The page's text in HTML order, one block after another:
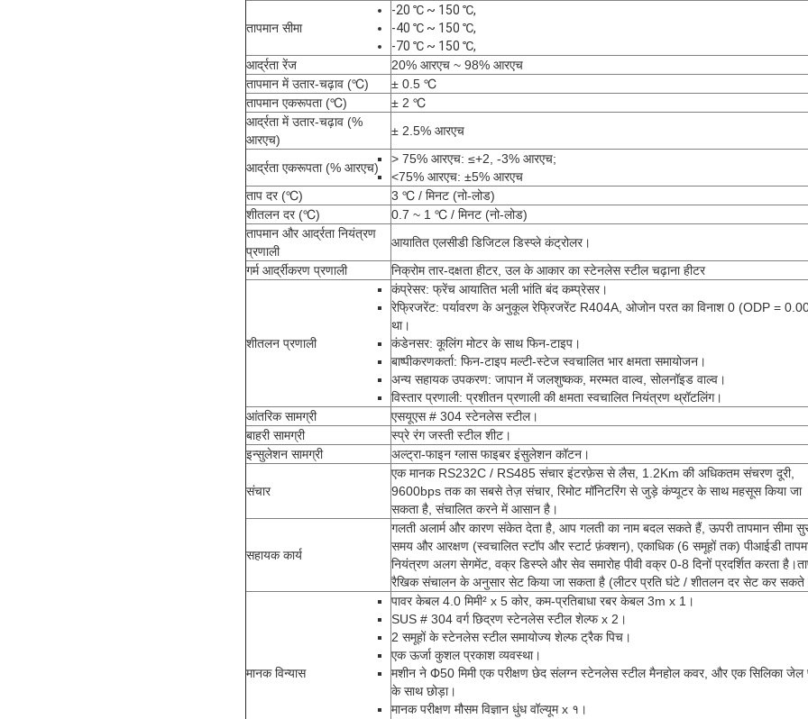
तापमान सीमा
-20 ℃ ~ 150 ℃,
-40 ℃ ~ 150 ℃,
-70 ℃ ~ 150 ℃,
आर्द्रता रेंज
20% आरएच ~ 98% आरएच
तापमान में उतार-चढ़ाव (℃)
± 0.5 ℃
तापमान एकरूपता (℃)
± 2 ℃
आर्द्रता में उतार-चढ़ाव (%
आरएच)
± 2.5% आरएच
आर्द्रता एकरूपता (% आरएच)
> 75% आरएच: ≤+2, -3% आरएच;
<75% आरएच: ±5% आरएच
ताप दर (℃)
3 ℃ / मिनट (नो-लोड)
शीतलन दर (℃)
0.7 ~ 1 ℃ / मिनट (नो-लोड)
तापमान और आर्द्रता नियंत्रण
प्रणाली
आयातित एलसीडी डिजिटल डिस्प्ले कंट्रोलर।
गर्म आर्द्रीकरण प्रणाली
निक्रोम तार-दक्षता हीटर, उल के आकार का स्टेनलेस स्टील चढ़ाना हीटर
शीतलन प्रणाली
कंप्रेसर: फ्रेंच आयातित भली भांति बंद कम्प्रेसर।
रेफ्रिजरेंट: पर्यावरण के अनुकूल रेफ्रिजरेंट R404A, ओजोन परत का विनाश 0 (ODP =
था।
कंडेनसर: कूलिंग मोटर के साथ फिन-टाइप।
बाष्पीकरणकर्ता: फिन-टाइप मल्टी-स्टेज स्वचालित भार क्षमता समायोजन।
अन्य सहायक उपकरण: जापान में जलशुष्कक, मरम्मत वाल्व, सोलनॉइड वाल्व।
विस्तार प्रणाली: प्रशीतन प्रणाली की क्षमता स्वचालित नियंत्रण थ्रॉटलिंग।
आंतरिक सामग्री
एसयूएस # 304 स्टेनलेस स्टील।
बाहरी सामग्री
स्प्रे रंग जस्ती स्टील शीट।
इन्सुलेशन सामग्री
अल्ट्रा-फाइन ग्लास फाइबर इंसुलेशन कॉटन।
संचार
एक मानक RS232C / RS485 संचार इंटरफ़ेस से लैस, 1.2Km की अधिकतम संचरण दूरी,
9600bps तक का सबसे तेज़ संचार, रिमोट मॉनिटरिंग से जुड़े कंप्यूटर के साथ महसूस किया जा
सकता है, संचालित करने में आसान है।
सहायक कार्य
गलती अलार्म और कारण संकेत देता है, आप गलती का नाम बदल सकते हैं, ऊपरी तापमान सीमा
समय और आरक्षण (स्वचालित स्टॉप और स्टार्ट फ़ंक्शन), एकाधिक (6 समूहों तक) पीआईडी
नियंत्रण अलग सेगमेंट, वक्र डिस्प्ले और सेव समारोह पीवी वक्र 0-8 दिनों प्रदर्शित करता
रैखिक संचालन के अनुसार सेट किया जा सकता है (लीटर प्रति घंटे / शीतलन दर सेट कर
मानक विन्यास
पावर केबल 4.0 मिमी² x 5 कोर, कम-प्रतिबाधा रबर केबल 3m x 1।
SUS # 304 वर्ग छिद्रण स्टेनलेस स्टील शेल्फ x 2।
2 समूहों के स्टेनलेस स्टील समायोज्य शेल्फ ट्रैक पिच।
एक ऊर्जा कुशल प्रकाश व्यवस्था।
मशीन ने Փ50 मिमी एक परीक्षण छेद संलग्न स्टेनलेस स्टील मैनहोल कवर, और एक सिलिका जेल
के साथ छोड़ा।
मानक परीक्षण मौसम विज्ञान धुंध वॉल्यूम x १।